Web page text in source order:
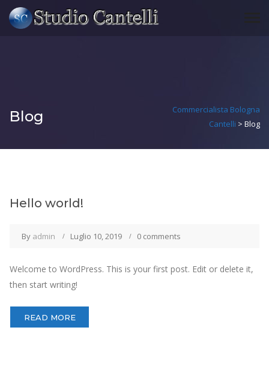
Blog
Commercialista Bologna
Cantelli > Blog
Hello world!
By admin Luglio 10, 2019 0 comments
Welcome to WordPress. This is your first post. Edit or delete it,
then start writing!
READ MORE